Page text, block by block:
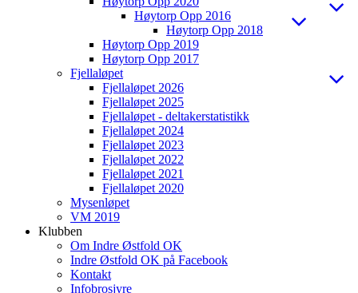
Høytorp Opp 2016
Høytorp Opp 2018
Høytorp Opp 2019
Høytorp Opp 2017
Fjellaløpet
Fjellaløpet 2026
Fjellaløpet 2025
Fjellaløpet - deltakerstatistikk
Fjellaløpet 2024
Fjellaløpet 2023
Fjellaløpet 2022
Fjellaløpet 2021
Fjellaløpet 2020
Mysenløpet
VM 2019
Klubben
Om Indre Østfold OK
Indre Østfold OK på Facebook
Kontakt
Infobrosjyre